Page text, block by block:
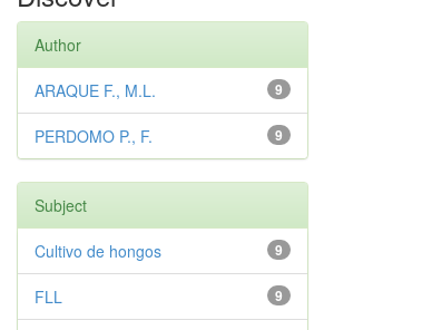
Author
9
ARAQUE F., M.L.
9
PERDOMO P., F.
Subject
9
Cultivo de hongos
9
FLL